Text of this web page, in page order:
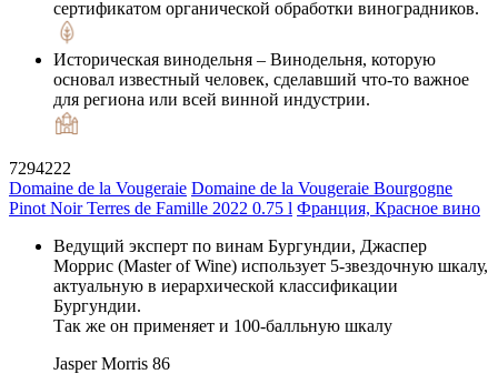
сертификатом органической обработки виноградников.
Историческая винодельня – Винодельня, которую
основал известный человек, сделавший что-то важное
для региона или всей винной индустрии.
7294222
Domaine de la Vougeraie Domaine de la Vougeraie Bourgogne
Pinot Noir Terres de Famille 2022 0.75 l Франция, Красное вино
Ведущий эксперт по винам Бургундии, Джаспер
Моррис (Master of Wine) использует 5-звездочную шкалу,
актуальную в иерархической классификации
Бургундии.
Так же он применяет и 100-балльную шкалу
Jasper Morris 86